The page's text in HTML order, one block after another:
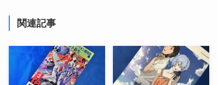
関連記事